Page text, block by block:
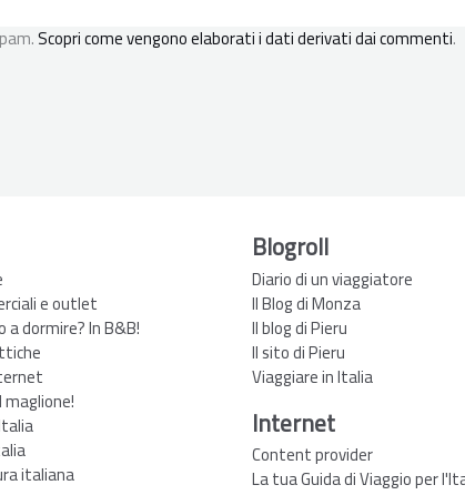
Scopri come vengono elaborati i dati derivati dai commenti.
e outlet
a dormire? In B&B!
italiana
Blogroll
Diario di un viaggiatore
Il Blog di Monza
Il blog di Pieru
Il sito di Pieru
Viaggiare in Italia
Internet
Content provider
La tua Guida di Viaggio per